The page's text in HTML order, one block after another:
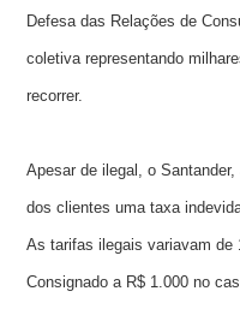
Defesa das Relações de
coletiva representando
recorrer.
Apesar de ilegal, o
dos clientes uma taxa
As tarifas ilegais variavam de
Consignado a R$ 1.000 no